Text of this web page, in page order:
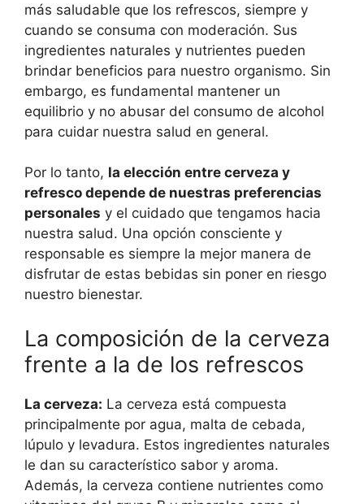
más saludable que los refrescos, siempre y
cuando se consuma con moderación. Sus
ingredientes naturales y nutrientes pueden
brindar beneficios para nuestro organismo. Sin
embargo, es fundamental mantener un
equilibrio y no abusar del consumo de alcohol
para cuidar nuestra salud en general.
Por lo tanto, la elección entre cerveza y
refresco depende de nuestras preferencias
personales y el cuidado que tengamos hacia
nuestra salud. Una opción consciente y
responsable es siempre la mejor manera de
disfrutar de estas bebidas sin poner en riesgo
nuestro bienestar.
La composición de la cerveza
frente a la de los refrescos
La cerveza: La cerveza está compuesta
principalmente por agua, malta de cebada,
lúpulo y levadura. Estos ingredientes naturales
le dan su característico sabor y aroma.
Además, la cerveza contiene nutrientes como